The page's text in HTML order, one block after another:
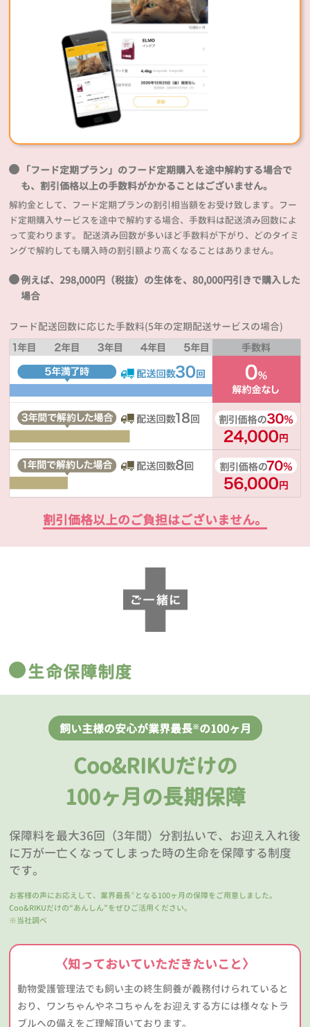
「フード定期プラン」のフード定期購入を途中解約する場合で
も、割引価格以上の手数料がかかることはございません。
解約金として、フード定期プランの割引相当額をお受け致します。フー
ド定期購入サービスを途中で解約する場合、手数料は配送済み回数によ
って変わります。 配送済み回数が多いほど手数料が下がり、どのタイミ
ングで解約しても購入時の割引額より高くなることはありません。
例えば、298,000円（税抜）の生体を、80,000円引きで購入した
場合
フード配送回数に応じた手数料(5年の定期配送サービスの場合)
割引価格以上のご負担はございません。
生命保障制度
飼い主様の安心が業界最長※の100ヶ月
Coo&RIKUだけの
100ヶ月の長期保障
保障料を最大36回（3年間）分割払いで、お迎え入れ後
に万が一亡くなってしまった時の生命を保障する制度
です。
お客様の声にお応えして、業界最長 ※ となる100ヶ月の保障をご用意しました。
Coo&RIKUだけの“あんしん”をぜひご活用ください。
※当社調べ
〈知っておいていただきたいこと〉
動物愛護管理法でも飼い主の終生飼養が義務付けられていると
おり、ワンちゃんやネコちゃんをお迎えする方には様々なトラ
ブルへの備えをご理解頂いております。